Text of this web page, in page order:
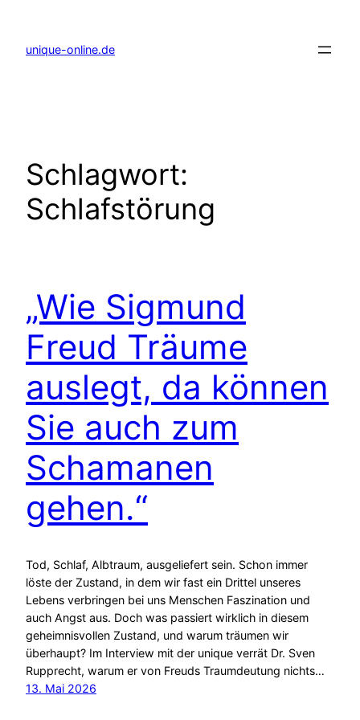
springen
unique-online.de
Schlagwort:
Schlafstörung
„Wie Sigmund
Freud Träume
auslegt, da können
Sie auch zum
Schamanen
gehen.“
Tod, Schlaf, Albtraum, ausgeliefert sein. Schon immer
löste der Zustand, in dem wir fast ein Drittel unseres
Lebens verbringen bei uns Menschen Faszination und
auch Angst aus. Doch was passiert wirklich in diesem
geheimnisvollen Zustand, und warum träumen wir
überhaupt? Im Interview mit der unique verrät Dr. Sven
Rupprecht, warum er von Freuds Traumdeutung nichts…
13. Mai 2026